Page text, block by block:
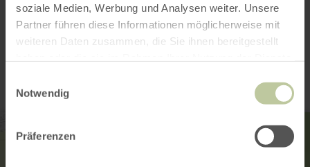
soziale Medien, Werbung und Analysen weiter. Unsere
Partner führen diese Informationen möglicherweise mit
weiteren Daten zusammen, die Sie ihnen bereitgestellt
Notwendig
Präferenzen
Contact